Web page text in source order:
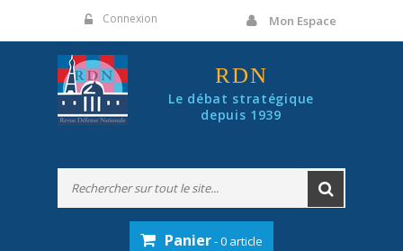
Connexion Mon Espace
RDN
Le débat stratégique
depuis 1939
Panier- 0 article